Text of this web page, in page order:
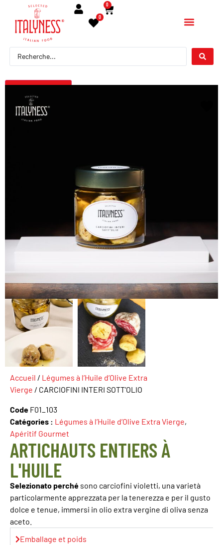
0
0
Accueil / Légumes à l’Huile d’Olive Extra
Vierge / CARCIOFINI INTERI SOTT’OLIO
Code F01_103
Catégories : Légumes à l’Huile d’Olive Extra Vierge,
Apéritif Gourmet
ARTICHAUTS ENTIERS À
L'HUILE
Selezionato perché sono carciofini violetti, una varietà
particolarmente apprezzata per la tenerezza e per il gusto
dolce e tenue, immersi in olio extra vergine di oliva senza
aceto.
Emballage et poids